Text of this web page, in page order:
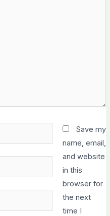
Save my
name, email,
and website
in this
browser for
the next
time I